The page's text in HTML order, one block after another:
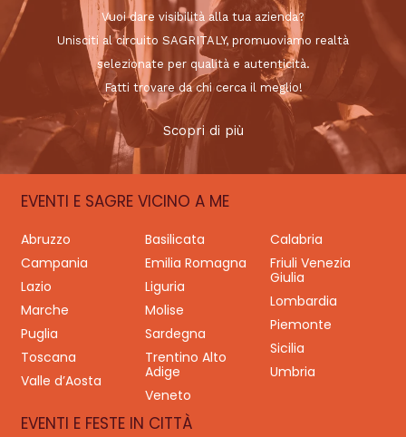
Vuoi dare visibilità alla tua azienda?
Unisciti al circuito SAGRITALY, promuoviamo realtà
selezionate per qualità e autenticità.
Fatti trovare da chi cerca il meglio!
Scopri di più
EVENTI E SAGRE VICINO A ME
Abruzzo Basilicata
Calabria
Campania
Emilia Romagna
Friuli Venezia
Giulia
Lazio
Liguria
Lombardia
Marche
Molise
Piemonte
Puglia
Sardegna
Sicilia
Toscana
Trentino Alto
Adige
Umbria
Valle d’Aosta
Veneto
EVENTI E FESTE IN CITTÀ